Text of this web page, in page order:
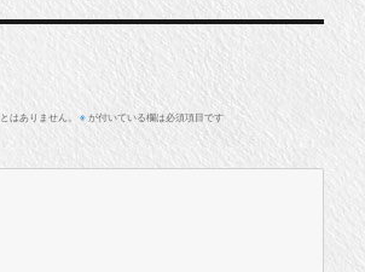
はありません。 ※ が付いている欄は必須項目です